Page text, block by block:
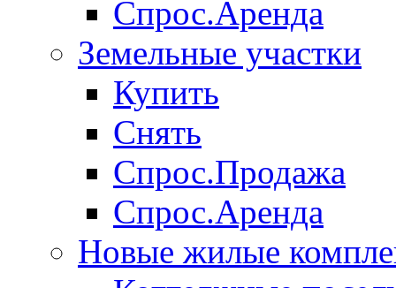
Спрос.Аренда
Земельные участки
Купить
Снять
Спрос.Продажа
Спрос.Аренда
Новые жилые